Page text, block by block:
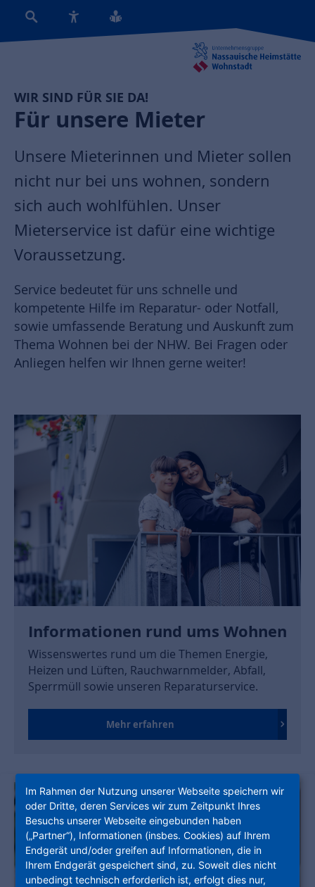
WIR SIND FÜR SIE DA!
Für unsere Mieter
Unsere Mieterinnen und Mieter sollen
nicht nur bei uns wohnen, sondern
sich auch wohlfühlen. Unser
Mieterservice ist dafür eine wichtige
Voraussetzung.
Service bedeutet für uns schnelle und
kompetente Hilfe im Reparatur- oder Notfall,
sowie umfassende Beratung und Auskunft zum
Thema Wohnen bei der NHW. Bei Fragen oder
Anliegen helfen wir Ihnen gerne weiter!
Informationen rund ums Wohnen
Wissenswertes rund um die Themen Energie,
Heizen und Lüften, Rauchwarnmelder, Abfall,
Sperrmüll sowie unseren Reparaturservice.
Mehr erfahren
Im Rahmen der Nutzung unserer Webseite speichern wir
oder Dritte, deren Services wir zum Zeitpunkt Ihres
Besuchs unserer Webseite eingebunden haben
(„Partner“), Informationen (insbes. Cookies) auf Ihrem
Endgerät und/oder greifen auf Informationen, die in
Ihrem Endgerät gespeichert sind, zu. Soweit dies nicht
unbedingt technisch erforderlich ist, erfolgt dies nur,